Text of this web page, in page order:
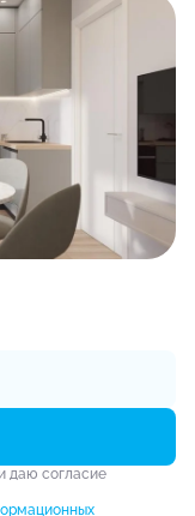
даю согласие